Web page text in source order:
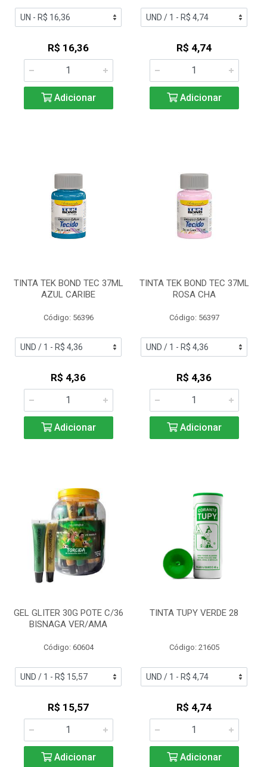
R$ 16,36
Adicionar
R$ 4,74
Adicionar
TINTA TEK BOND TEC 37ML
AZUL CARIBE
Código: 56396
R$ 4,36
Adicionar
TINTA TEK BOND TEC 37ML
ROSA CHA
Código: 56397
R$ 4,36
Adicionar
GEL GLITER 30G POTE C/36
BISNAGA VER/AMA
Código: 60604
R$ 15,57
Adicionar
TINTA TUPY VERDE 28
Código: 21605
R$ 4,74
Adicionar